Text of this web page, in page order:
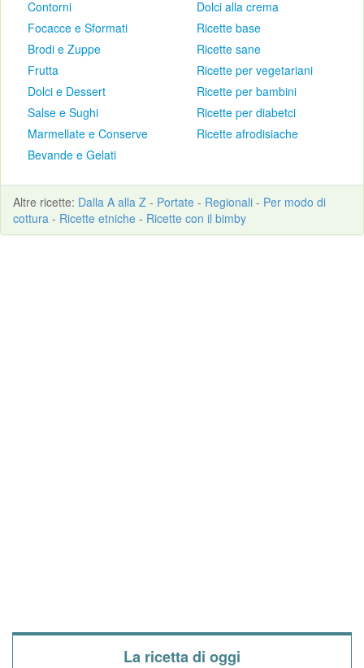
Contorni
Focacce e Sformati
Brodi e Zuppe
Frutta
Dolci e Dessert
Salse e Sughi
Marmellate e Conserve
Bevande e Gelati
Dolci alla crema
Ricette base
Ricette sane
Ricette per vegetariani
Ricette per bambini
Ricette per diabetci
Ricette afrodisiache
Altre ricette: Dalla A alla Z - Portate - Regionali - Per modo di
cottura - Ricette etniche - Ricette con il bimby
La ricetta di oggi